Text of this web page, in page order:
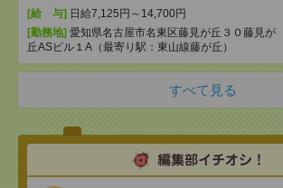
[給 与] 日給7,125円～14,700円
[勤務地] 愛知県名古屋市名東区藤見が丘３０藤見が
丘ASビル１A（最寄り駅：東山線藤が丘）
すべて見る